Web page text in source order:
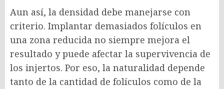
Aun así, la densidad debe manejarse con
criterio. Implantar demasiados folículos en
una zona reducida no siempre mejora el
resultado y puede afectar la supervivencia de
los injertos. Por eso, la naturalidad depende
tanto de la cantidad de folículos como de la